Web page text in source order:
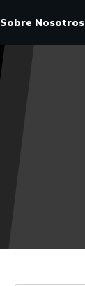
Sobre Nosotros